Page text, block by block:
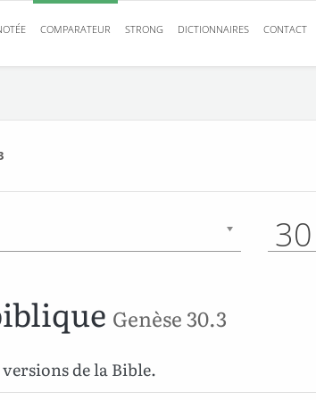
COMPARATEUR STRONG DICTIONNAIRES CONTACT
30
Genèse 30.3
versions de la Bible.